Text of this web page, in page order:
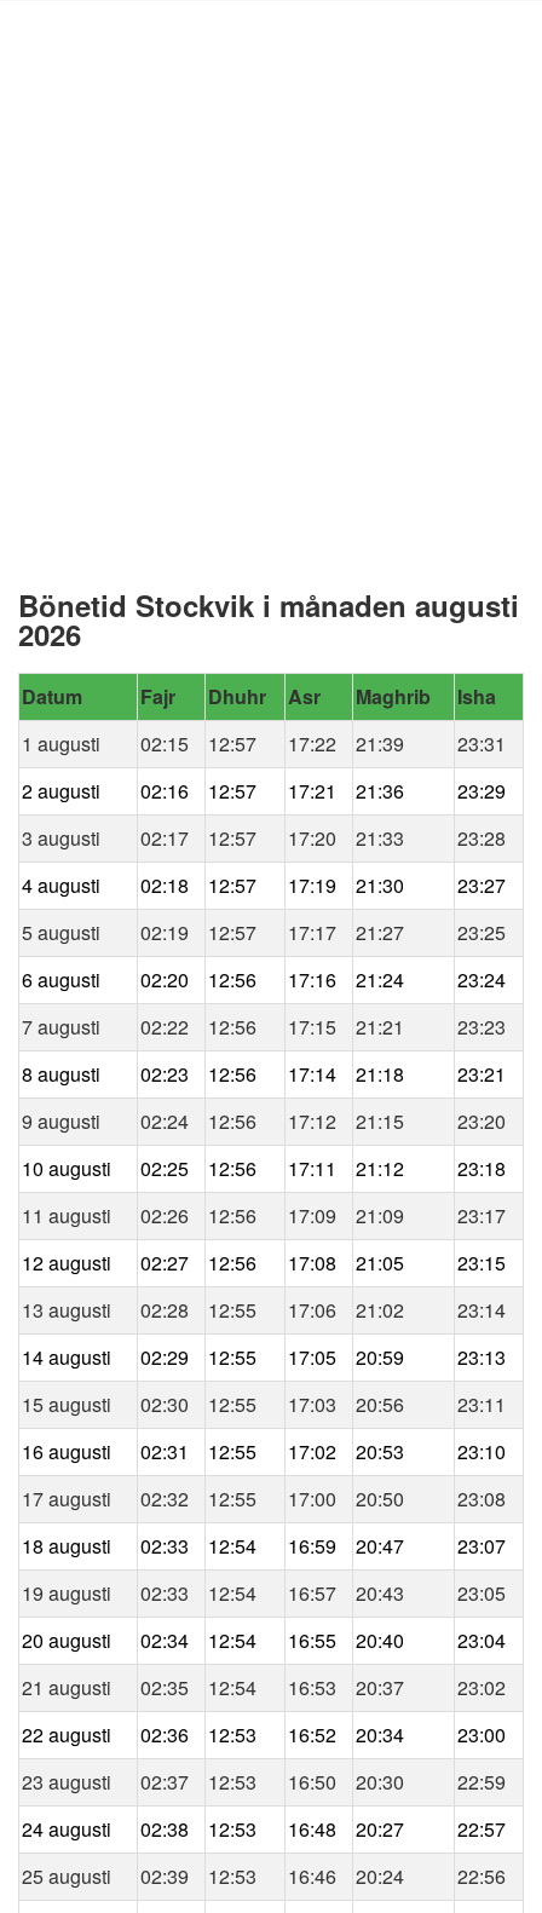
Bönetid Stockvik i månaden augusti
2026
Datum Fajr Dhuhr Asr Maghrib
Isha
1 augusti
02:15 12:57 17:22 21:39
23:31
2 augusti
02:16 12:57 17:21 21:36
23:29
3 augusti
02:17 12:57 17:20 21:33
23:28
4 augusti
02:18 12:57 17:19 21:30
23:27
5 augusti
02:19 12:57 17:17 21:27
23:25
6 augusti
02:20 12:56 17:16 21:24
23:24
7 augusti
02:22 12:56 17:15 21:21
23:23
8 augusti
02:23 12:56 17:14 21:18
23:21
9 augusti
02:24 12:56 17:12 21:15
23:20
10 augusti
02:25 12:56 17:11 21:12
23:18
11 augusti
02:26 12:56 17:09 21:09
23:17
12 augusti
02:27 12:56 17:08 21:05
23:15
13 augusti
02:28 12:55 17:06 21:02
23:14
14 augusti
02:29 12:55 17:05 20:59
23:13
15 augusti
02:30 12:55 17:03 20:56
23:11
16 augusti
02:31 12:55 17:02 20:53
23:10
17 augusti
02:32 12:55 17:00 20:50
23:08
18 augusti
02:33 12:54 16:59 20:47
23:07
19 augusti
02:33 12:54 16:57 20:43
23:05
20 augusti
02:34 12:54 16:55 20:40
23:04
21 augusti
02:35 12:54 16:53 20:37
23:02
22 augusti
02:36 12:53 16:52 20:34
23:00
23 augusti
02:37 12:53 16:50 20:30
22:59
24 augusti
02:38 12:53 16:48 20:27
22:57
25 augusti
02:39 12:53 16:46 20:24
22:56